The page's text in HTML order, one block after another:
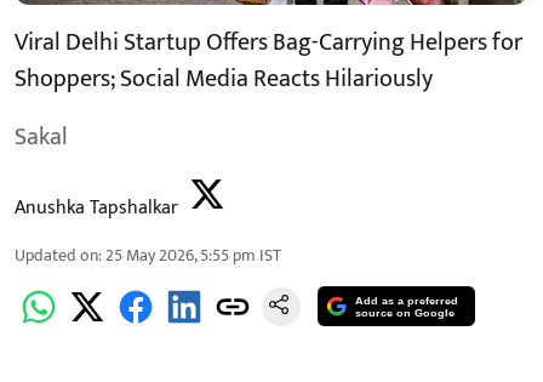
Viral Delhi Startup Offers Bag-Carrying Helpers for
Shoppers; Social Media Reacts Hilariously
Sakal
Anushka Tapshalkar
Updated on:25 May 2026, 5:55 pm IST
Add as a preferred
source on Google